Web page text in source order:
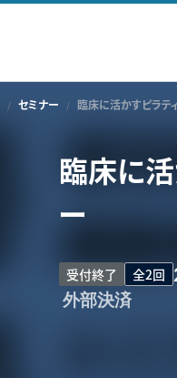
セミナー 臨床に活かすピラテ
臨床に
ー
受付終了 全2回
外部決済